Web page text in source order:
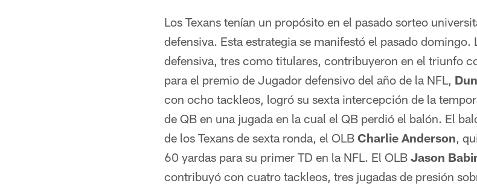
Los Texans tenían un propósito en el pasado sorteo
defensiva. Esta estrategia se manifestó el pasado
defensiva, tres como titulares, contribuyeron en el triunfo
para el premio de Jugador defensivo del año de la NFL,
con ocho tackleos, logró su sexta intercepción de la
de QB en una jugada en la cual el QB perdió el balón. El
de los Texans de sexta ronda, el OLB Charlie Anderson,
60 yardas para su primer TD en la NFL. El OLB Jason
contribuyó con cuatro tackleos, tres jugadas de presión